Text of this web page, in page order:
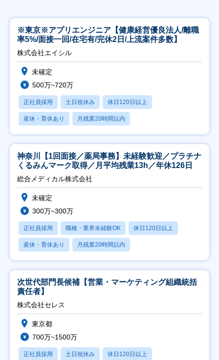
※東京※アプリエンジニア【健康経営優良法人/離職
率5%/面接一回/在宅有/完休2日/上流案件多数】
株式会社エイシル
未確定
500万~720万
正社員採用 土日祝休み 休日120日以上
産休・育休あり 月残業20時間以内
神奈川【1回面接／薬局事務】未経験歓迎／プラチナ
くるみんマーク取得／月平均残業13h／年休126日
総合メディカル株式会社
未確定
300万~300万
正社員採用 職種・業界未経験OK 休日120日以上
産休・育休あり 月残業20時間以内
次世代部門長候補【営業・マーケティング組織統括
責任者】
株式会社セレス
東京都
700万~1500万
正社員採用 土日祝休み 休日120日以上